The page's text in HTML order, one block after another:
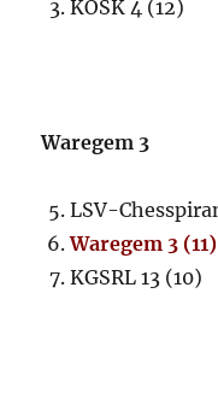
KOSK 4 (12)
Waregem 3
LSV-
Waregem 3 (11)
KGSRL 13 (10)